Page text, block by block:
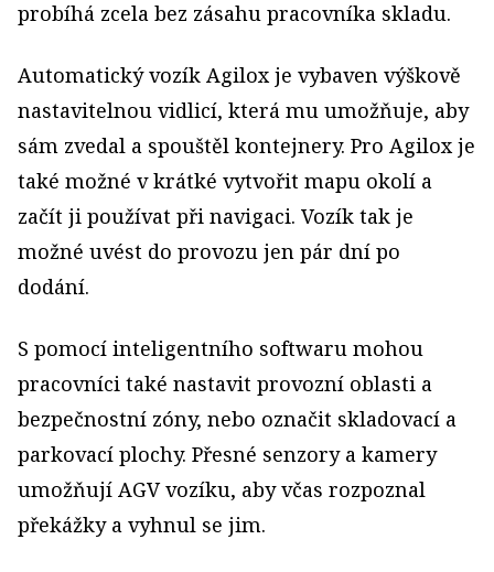
probíhá zcela bez zásahu pracovníka skladu.
Automatický vozík Agilox je vybaven výškově
nastavitelnou vidlicí, která mu umožňuje, aby
sám zvedal a spouštěl kontejnery. Pro Agilox je
také možné v krátké vytvořit mapu okolí a
začít ji používat při navigaci. Vozík tak je
možné uvést do provozu jen pár dní po
dodání.
S pomocí inteligentního softwaru mohou
pracovníci také nastavit provozní oblasti a
bezpečnostní zóny, nebo označit skladovací a
parkovací plochy. Přesné senzory a kamery
umožňují AGV vozíku, aby včas rozpoznal
překážky a vyhnul se jim.